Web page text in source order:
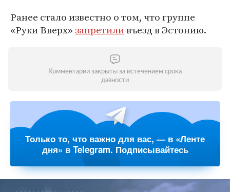
Ранее стало известно о том, что группе
«Руки Вверх»запретиливъезд в Эстонию.
Комментарии закрыты за истечением срока
давности
Только то, что важно для вас, — в «Ленте
дня» в Telegram. Подписывайтесь